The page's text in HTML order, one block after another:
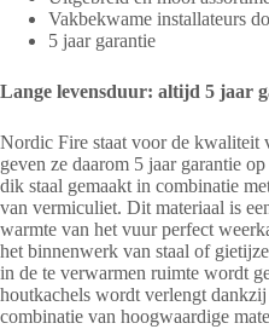
Vakbekwame installateurs
5 jaar garantie
Lange levensduur: altijd 5 jaar
Nordic Fire staat voor de kwaliteit
geven ze daarom 5 jaar garantie
dik staal gemaakt in combinatie
van vermiculiet. Dit materiaal is
warmte van het vuur perfect
het binnenwerk van staal of
in de te verwarmen ruimte wordt
houtkachels wordt verlengt
combinatie van hoogwaardige